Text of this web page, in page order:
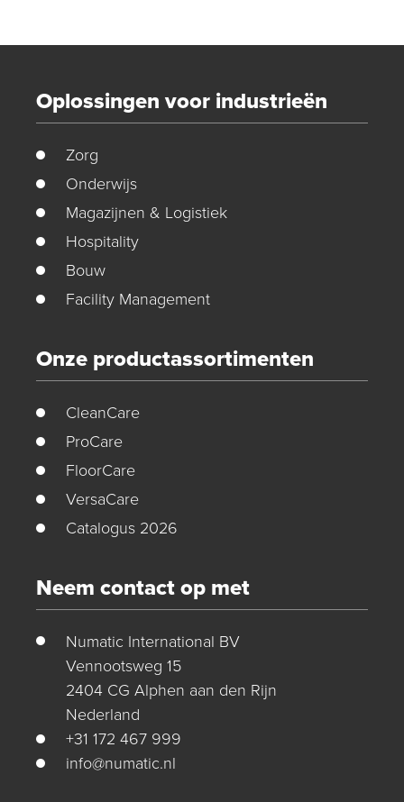
Oplossingen voor industrieën
Zorg
Onderwijs
Magazijnen & Logistiek
Hospitality
Bouw
Facility Management
Onze productassortimenten
CleanCare
ProCare
FloorCare
VersaCare
Catalogus 2026
Neem contact op met
Numatic International BV
Vennootsweg 15
2404 CG Alphen aan den Rijn
Nederland
+31 172 467 999
info@numatic.nl